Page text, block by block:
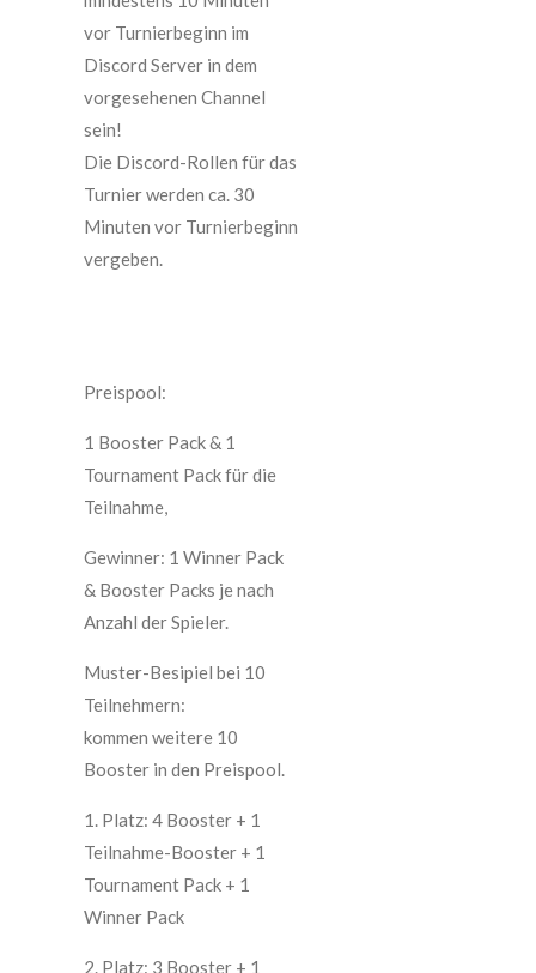
vor Turnierbeginn im
Discord Server in dem
vorgesehenen Channel
sein!
Die Discord-Rollen für das
Turnier werden ca. 30
Minuten vor Turnierbeginn
vergeben.
Preispool:
1 Booster Pack & 1
Tournament Pack für die
Teilnahme,
Gewinner: 1 Winner Pack
& Booster Packs je nach
Anzahl der Spieler.
Muster-Besipiel bei 10
Teilnehmern:
kommen weitere 10
Booster in den Preispool.
1. Platz: 4 Booster + 1
Teilnahme-Booster + 1
Tournament Pack + 1
Winner Pack
2. Platz: 3 Booster + 1